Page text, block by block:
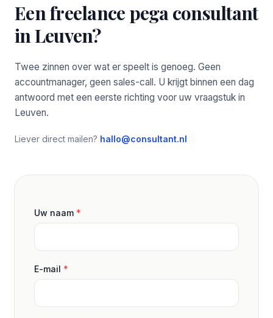
Een freelance pega consultant
in Leuven?
Twee zinnen over wat er speelt is genoeg. Geen
accountmanager, geen sales-call. U krijgt binnen een dag
antwoord met een eerste richting voor uw vraagstuk in
Leuven.
Liever direct mailen? hallo@consultant.nl
Uw naam *
E-mail *